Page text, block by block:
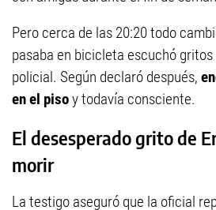
Pero cerca de las 20:20 todo
pasaba en bicicleta escuchó
policial. Según declaró después,
en el pisoy todavía consciente.
El desesperado grito de
morir
La testigo aseguró que la oficial